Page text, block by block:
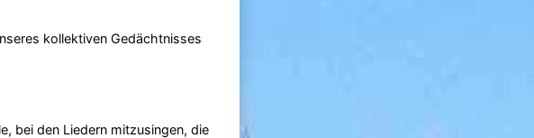
kollektiven Gedächtnisses
bei den Liedern mitzusingen, die